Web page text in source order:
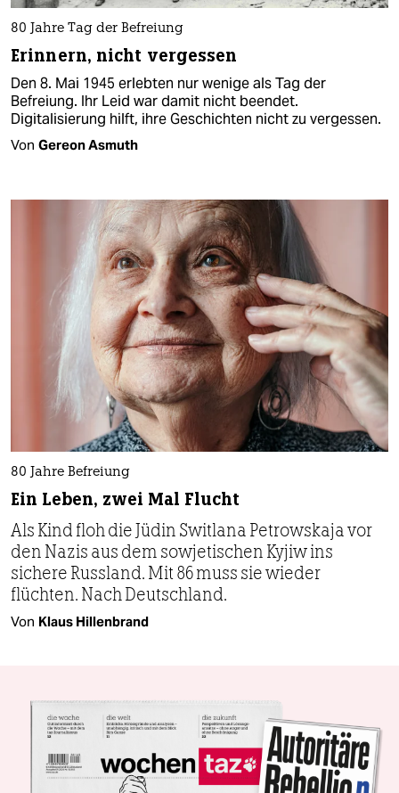
80 Jahre Tag der Befreiung
Erinnern, nicht vergessen
Den 8. Mai 1945 erlebten nur wenige als Tag der
Befreiung. Ihr Leid war damit nicht beendet.
Digitalisierung hilft, ihre Geschichten nicht zu vergessen.
Von Gereon Asmuth
80 Jahre Befreiung
Ein Leben, zwei Mal Flucht
Als Kind floh die Jüdin Switlana Petrowskaja vor
den Nazis aus dem sowjetischen Kyjiw ins
sichere Russland. Mit 86 muss sie wieder
flüchten. Nach Deutschland.
Von Klaus Hillenbrand